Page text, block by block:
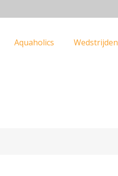
Aquaholics Wedstrijden